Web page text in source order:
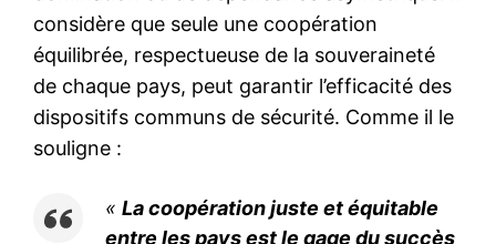
considère que seule une coopération
équilibrée, respectueuse de la souveraineté
de chaque pays, peut garantir l’efficacité des
dispositifs communs de sécurité. Comme il le
souligne :
« La coopération juste et équitable
entre les pays est le gage du succès